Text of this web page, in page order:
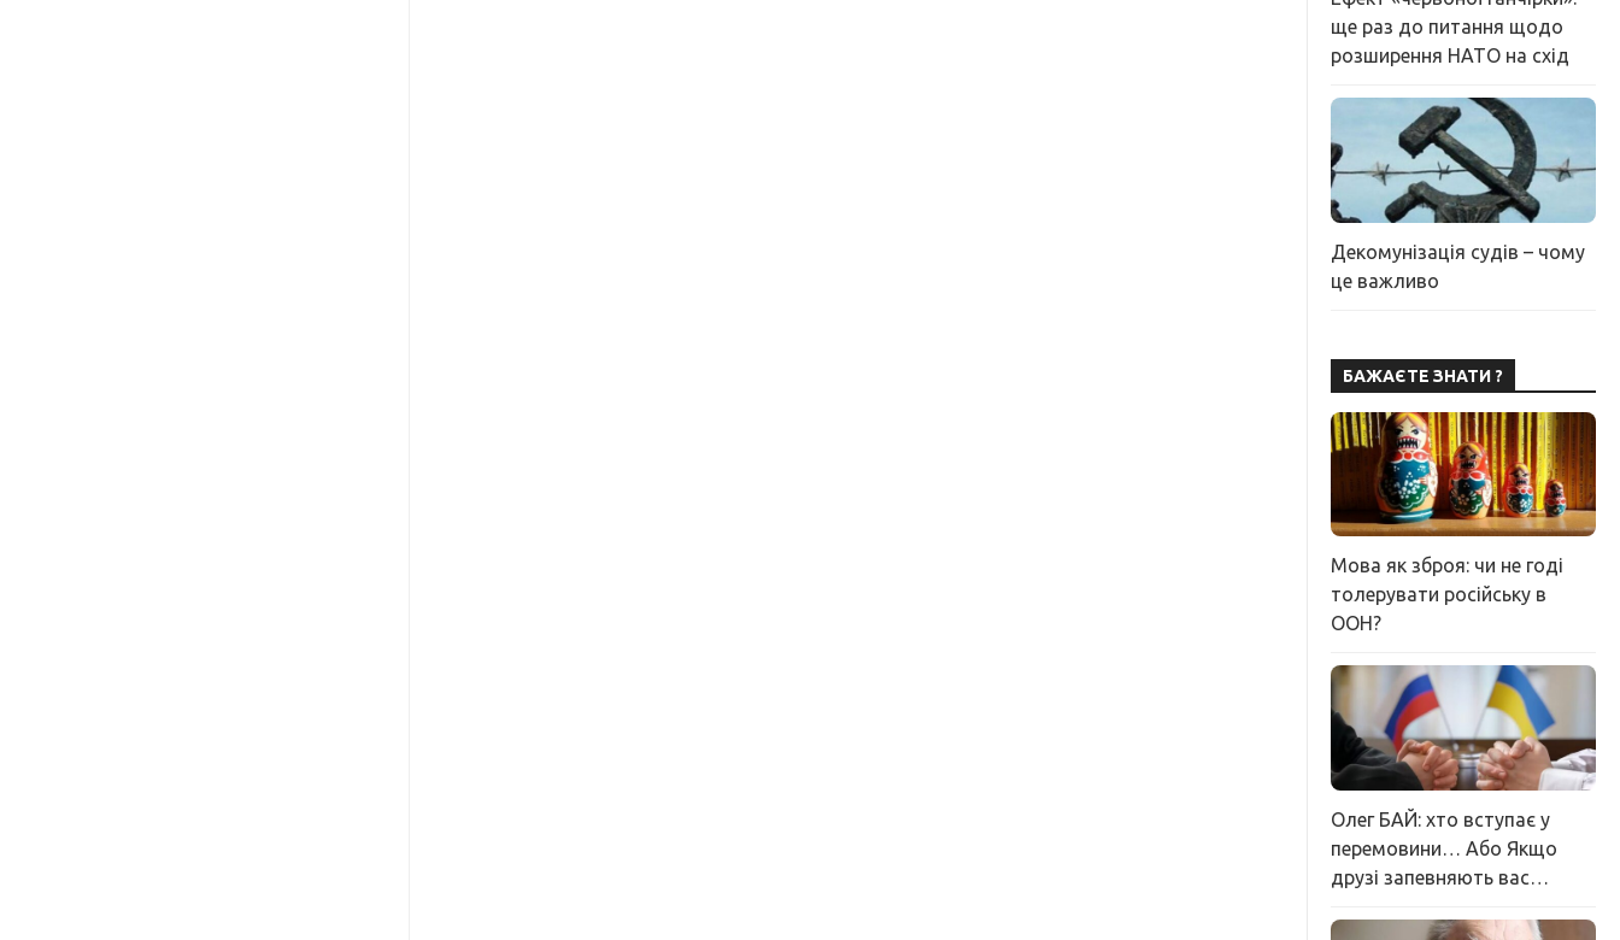
ще раз до питання щодо
розширення НАТО на схід
Декомунізація судів – чому
це важливо
БАЖАЄТЕ ЗНАТИ ?
Мова як зброя: чи не годі
толерувати російську в
ООН?
Олег БАЙ: хто вступає у
перемовини… Або Якщо
друзі запевняють вас…